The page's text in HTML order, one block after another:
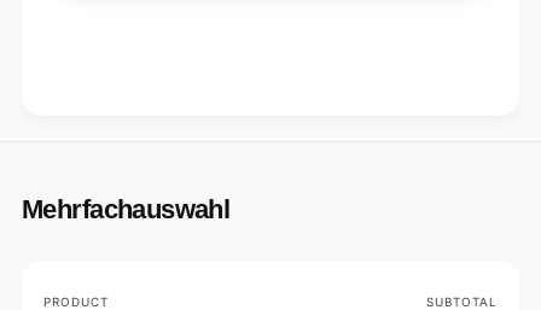
Mehrfachauswahl
Your
PRODUCT SUBTOTAL